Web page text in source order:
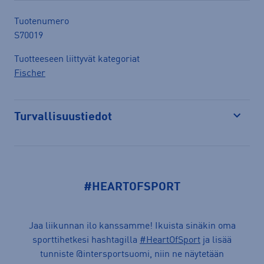
Tuotenumero
S70019
Tuotteeseen liittyvät kategoriat
Fischer
Turvallisuustiedot
#HEARTOFSPORT
Jaa liikunnan ilo kanssamme! Ikuista sinäkin oma
sporttihetkesi hashtagilla #HeartOfSport ja lisää
tunniste @intersportsuomi, niin ne näytetään